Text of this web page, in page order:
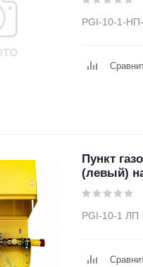
PGI-10-1-
Пункт
(левый)
PGI-10-1 ЛП